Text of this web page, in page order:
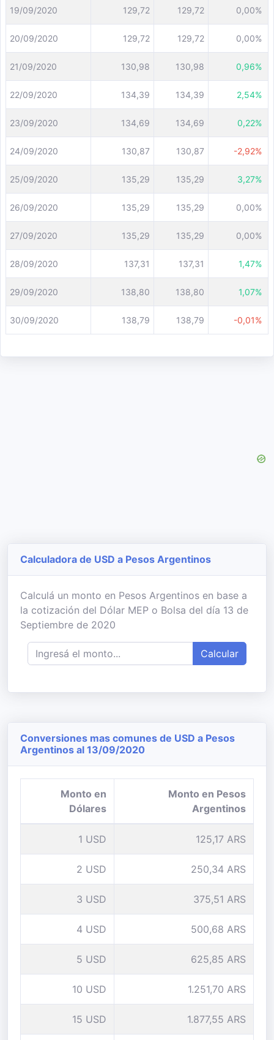
19/09/2020 129,72 129,72 0,00%
20/09/2020 129,72 129,72 0,00%
21/09/2020 130,98 130,98 0,96%
22/09/2020 134,39 134,39 2,54%
23/09/2020 134,69 134,69 0,22%
24/09/2020 130,87 130,87 -2,92%
25/09/2020 135,29 135,29 3,27%
26/09/2020 135,29 135,29 0,00%
27/09/2020 135,29 135,29 0,00%
28/09/2020 137,31 137,31 1,47%
29/09/2020 138,80 138,80 1,07%
30/09/2020 138,79 138,79 -0,01%
Calculadora de USD a Pesos Argentinos
Calculá un monto en Pesos Argentinos en base a
la cotización del Dólar MEP o Bolsa del día 13 de
Septiembre de 2020
Calcular
Conversiones mas comunes de USD a Pesos
Argentinos al 13/09/2020
Monto en
Dólares
Monto en Pesos
Argentinos
1 USD 125,17 ARS
2 USD 250,34 ARS
3 USD 375,51 ARS
4 USD 500,68 ARS
5 USD 625,85 ARS
10 USD 1.251,70 ARS
15 USD 1.877,55 ARS